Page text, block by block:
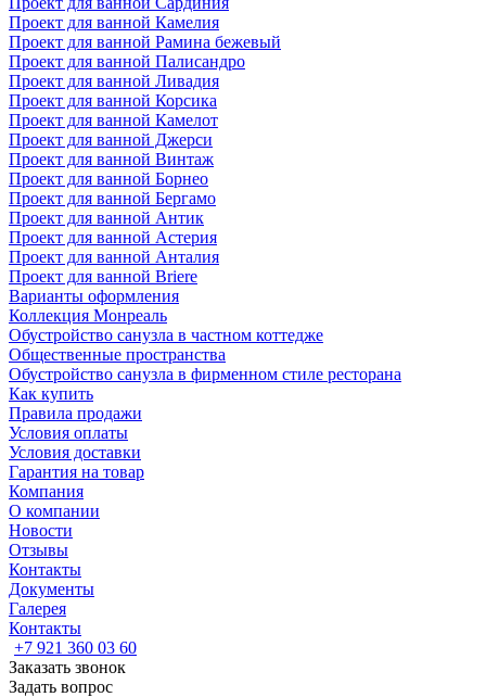
Проект для ванной Камелия
Проект для ванной Рамина бежевый
Проект для ванной Палисандро
Проект для ванной Ливадия
Проект для ванной Корсика
Проект для ванной Камелот
Проект для ванной Джерси
Проект для ванной Винтаж
Проект для ванной Борнео
Проект для ванной Бергамо
Проект для ванной Антик
Проект для ванной Астерия
Проект для ванной Анталия
Проект для ванной Briere
Варианты оформления
Коллекция Монреаль
Обустройство санузла в частном коттедже
Общественные пространства
Обустройство санузла в фирменном стиле ресторана
Как купить
Правила продажи
Условия оплаты
Условия доставки
Гарантия на товар
Компания
О компании
Новости
Отзывы
Контакты
Документы
Галерея
Контакты
+7 921 360 03 60
Заказать звонок
Задать вопрос